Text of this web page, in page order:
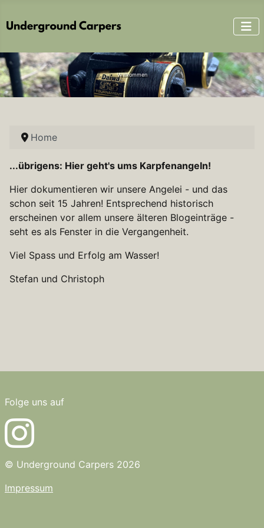
Willkommen
Home
...übrigens: Hier geht's ums Karpfenangeln!
Hier dokumentieren wir unsere Angelei - und das
schon seit 15 Jahren! Entsprechend historisch
erscheinen vor allem unsere älteren Blogeinträge -
seht es als Fenster in die Vergangenheit.
Viel Spass und Erfolg am Wasser!
Stefan und Christoph
Folge uns auf
© Underground Carpers 2026
Impressum